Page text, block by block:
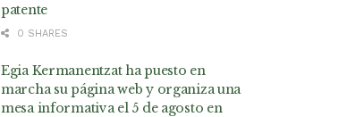
patente
0 SHARES
Egia Kermanentzat ha puesto en
marcha su página web y organiza una
mesa informativa el 5 de agosto en